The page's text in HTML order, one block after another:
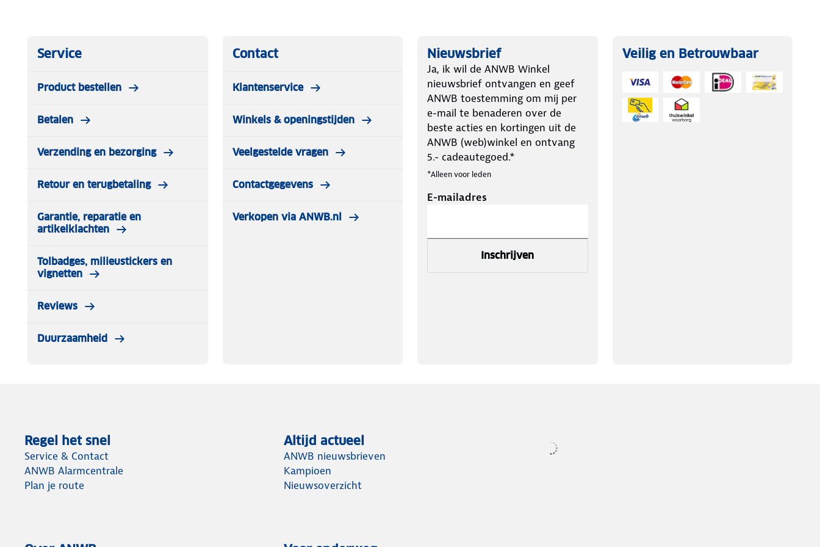
Service
Product bestellen
Betalen
Verzending en bezorging
Retour en terugbetaling
Garantie, reparatie en
artikelklachten
Tolbadges, milieustickers en
vignetten
Reviews
Duurzaamheid
Contact
Klantenservice
Winkels & openingstijden
Veelgestelde vragen
Contactgegevens
Verkopen via ANWB.nl
Nieuwsbrief
Ja, ik wil de ANWB Winkel
nieuwsbrief ontvangen en geef
ANWB toestemming om mij per
e-mail te benaderen over de
beste acties en kortingen uit de
ANWB (web)winkel en ontvang
5.- cadeautegoed.*
*Alleen voor leden
E-mailadres
Inschrijven
Veilig en Betrouwbaar
Regel het snel
Service & Contact
ANWB Alarmcentrale
Plan je route
Altijd actueel
ANWB nieuwsbrieven
Kampioen
Nieuwsoverzicht